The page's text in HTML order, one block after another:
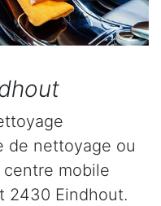
de nettoyage ou
mobile
2430 Eindhout.